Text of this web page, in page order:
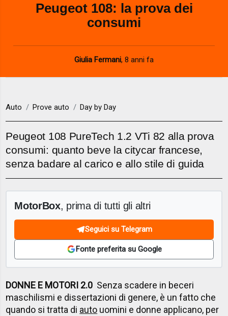
Peugeot 108: la prova dei
consumi
Giulia Fermani, 8 anni fa
Auto Prove auto Day by Day
Peugeot 108 PureTech 1.2 VTi 82 alla prova
consumi: quanto beve la citycar francese,
senza badare al carico e allo stile di guida
MotorBox, prima di tutti gli altri
Seguici su Telegram
Fonte preferita su Google
DONNE E MOTORI 2.0 Senza scadere in beceri
maschilismi e dissertazioni di genere, è un fatto che
quando si tratta di auto uomini e donne applicano, per